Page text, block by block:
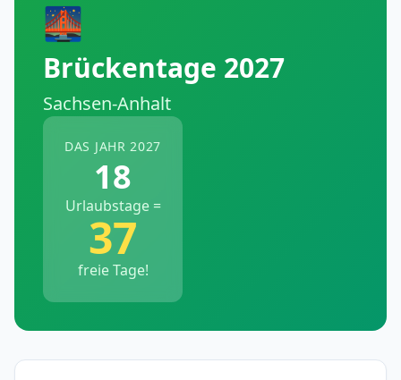
🌉
Brückentage 2027
Sachsen-Anhalt
DAS JAHR 2027
18
Urlaubstage =
37
freie Tage!